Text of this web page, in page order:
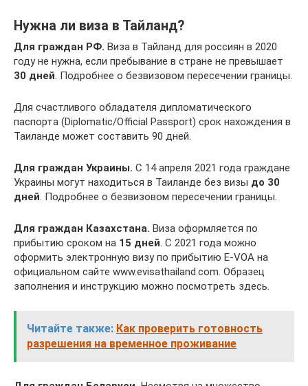
Нужна ли виза в Тайланд?
Для граждан РФ. Виза в Тайланд для россиян в 2020
году не нужна, если пребывание в стране не превышает
30 дней. Подробнее о безвизовом пересечении границы.
Для счастливого обладателя дипломатического
паспорта (Diplomatic/Official Passport) срок нахождения в
Таиланде может составить 90 дней.
Для граждан Украины. С 14 апреля 2021 года граждане
Украины могут находиться в Таиланде без визы до 30
дней. Подробнее о безвизовом пересечении границы.
Для граждан Казахстана. Виза оформляется по
прибытию сроком на 15 дней. С 2021 года можно
оформить электронную визу по прибытию E-VOA на
официальном сайте www.evisathailand.com. Образец
заполнения и инструкцию можно посмотреть здесь.
Читайте также: Как проверить готовность
разрешения на временное проживание